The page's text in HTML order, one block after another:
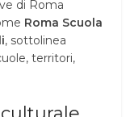
di Roma
Roma Scuola
, sottolinea
territori,